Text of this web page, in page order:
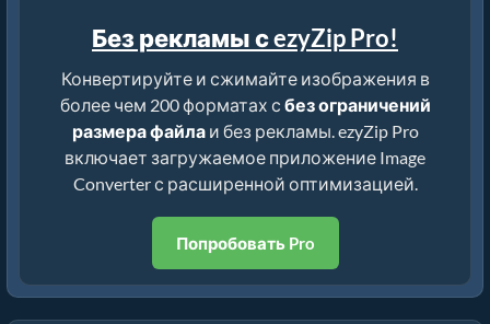
Без рекламы с ezyZip Pro!
Конвертируйте и сжимайте изображения в
более чем 200 форматах с без ограничений
размера файлаи без рекламы. ezyZip Pro
включает загружаемое приложение Image
Converter с расширенной оптимизацией.
Попробовать Pro